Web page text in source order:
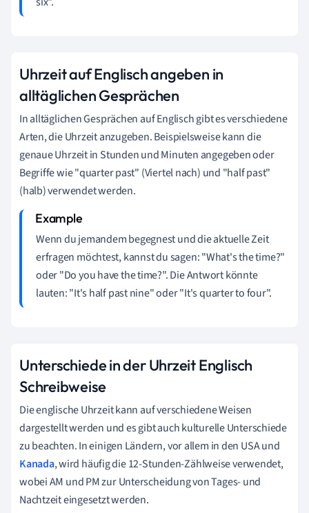
Uhrzeit auf Englisch angeben in
alltäglichen Gesprächen
In alltäglichen Gesprächen auf Englisch gibt es verschiedene
Arten, die Uhrzeit anzugeben. Beispielsweise kann die
genaue Uhrzeit in Stunden und Minuten angegeben oder
Begriffe wie "quarter past" (Viertel nach) und "half past"
(halb) verwendet werden.
Wenn du jemandem begegnest und die aktuelle Zeit
erfragen möchtest, kannst du sagen: "What's the time?"
oder "Do you have the time?". Die Antwort könnte
lauten: "It's half past nine" oder "It's quarter to four".
Unterschiede in der Uhrzeit Englisch
Schreibweise
Die englische Uhrzeit kann auf verschiedene Weisen
dargestellt werden und es gibt auch kulturelle Unterschiede
zu beachten. In einigen Ländern, vor allem in den USA und
Kanada, wird häufig die 12-Stunden-Zählweise verwendet,
wobei AM und PM zur Unterscheidung von Tages- und
Nachtzeit eingesetzt werden.